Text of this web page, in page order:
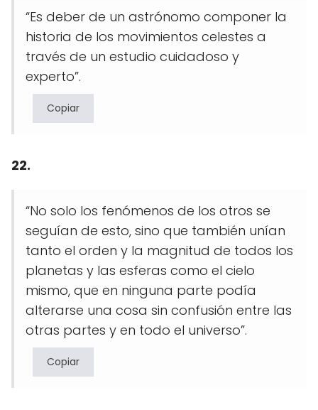
“Es deber de un astrónomo componer la
historia de los movimientos celestes a
través de un estudio cuidadoso y
experto”.
Copiar
22.
“No solo los fenómenos de los otros se
seguían de esto, sino que también unían
tanto el orden y la magnitud de todos los
planetas y las esferas como el cielo
mismo, que en ninguna parte podía
alterarse una cosa sin confusión entre las
otras partes y en todo el universo”.
Copiar